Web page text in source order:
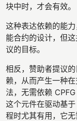
块中时，才会有效。
这种表达依赖的能
能合约的设计，但
议的目标。
相反，赞助者提议
赖，从而产生一种
法，无需依赖
这个元件在驱动基
程时尤其有用，它无